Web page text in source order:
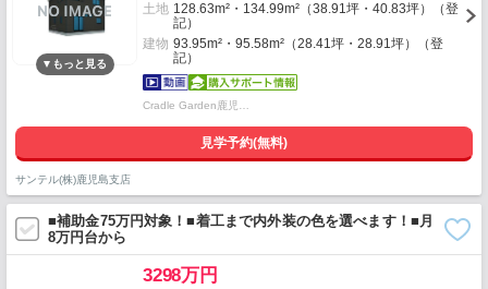
土地 128.63m²・134.99m²（38.91坪・40.83坪）（登
記）
建物 93.95m²・95.58m²（28.41坪・28.91坪）（登
記）
Cradle Garden鹿児…
見学予約(無料)
サンテル(株)鹿児島支店
■補助金75万円対象！■着工まで内外装の色を選べます！■月
8万円台から
3298万円